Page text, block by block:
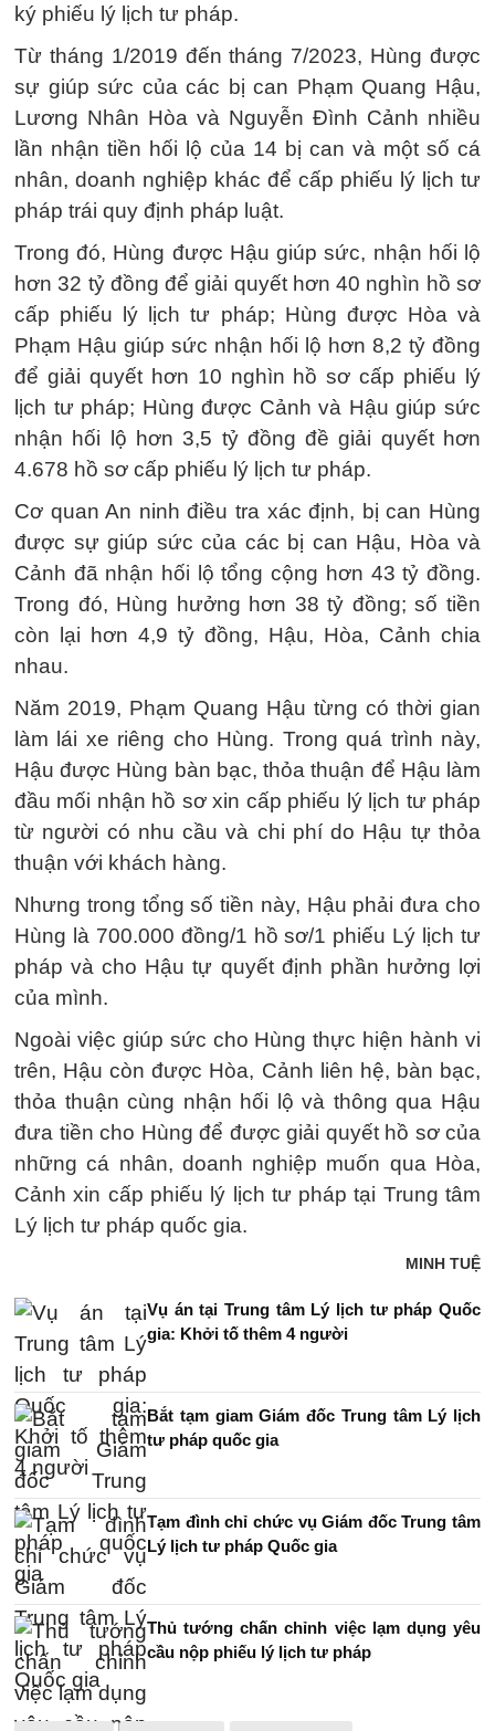
ký phiếu lý lịch tư pháp.
Từ tháng 1/2019 đến tháng 7/2023, Hùng được
sự giúp sức của các bị can Phạm Quang Hậu,
Lương Nhân Hòa và Nguyễn Đình Cảnh nhiều
lần nhận tiền hối lộ của 14 bị can và một số cá
nhân, doanh nghiệp khác để cấp phiếu lý lịch tư
pháp trái quy định pháp luật.
Trong đó, Hùng được Hậu giúp sức, nhận hối lộ
hơn 32 tỷ đồng để giải quyết hơn 40 nghìn hồ sơ
cấp phiếu lý lịch tư pháp; Hùng được Hòa và
Phạm Hậu giúp sức nhận hối lộ hơn 8,2 tỷ đồng
để giải quyết hơn 10 nghìn hồ sơ cấp phiếu lý
lịch tư pháp; Hùng được Cảnh và Hậu giúp sức
nhận hối lộ hơn 3,5 tỷ đồng đề giải quyết hơn
4.678 hồ sơ cấp phiếu lý lịch tư pháp.
Cơ quan An ninh điều tra xác định, bị can Hùng
được sự giúp sức của các bị can Hậu, Hòa và
Cảnh đã nhận hối lộ tổng cộng hơn 43 tỷ đồng.
Trong đó, Hùng hưởng hơn 38 tỷ đồng; số tiền
còn lại hơn 4,9 tỷ đồng, Hậu, Hòa, Cảnh chia
nhau.
Năm 2019, Phạm Quang Hậu từng có thời gian
làm lái xe riêng cho Hùng. Trong quá trình này,
Hậu được Hùng bàn bạc, thỏa thuận để Hậu làm
đầu mối nhận hồ sơ xin cấp phiếu lý lịch tư pháp
từ người có nhu cầu và chi phí do Hậu tự thỏa
thuận với khách hàng.
Nhưng trong tổng số tiền này, Hậu phải đưa cho
Hùng là 700.000 đồng/1 hồ sơ/1 phiếu Lý lịch tư
pháp và cho Hậu tự quyết định phần hưởng lợi
của mình.
Ngoài việc giúp sức cho Hùng thực hiện hành vi
trên, Hậu còn được Hòa, Cảnh liên hệ, bàn bạc,
thỏa thuận cùng nhận hối lộ và thông qua Hậu
đưa tiền cho Hùng để được giải quyết hồ sơ của
những cá nhân, doanh nghiệp muốn qua Hòa,
Cảnh xin cấp phiếu lý lịch tư pháp tại Trung tâm
Lý lịch tư pháp quốc gia.
MINH TUỆ
Vụ án tại Trung tâm Lý lịch tư pháp Quốc
gia: Khởi tố thêm 4 người
Bắt tạm giam Giám đốc Trung tâm Lý lịch
tư pháp quốc gia
Tạm đình chỉ chức vụ Giám đốc Trung tâm
Lý lịch tư pháp Quốc gia
Thủ tướng chấn chỉnh việc lạm dụng yêu
cầu nộp phiếu lý lịch tư pháp